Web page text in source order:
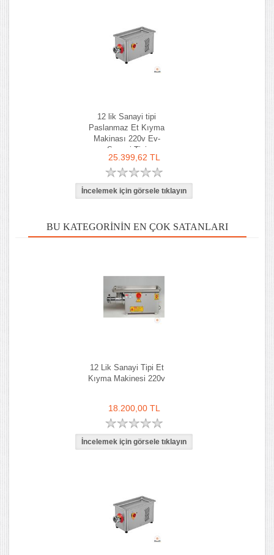
12 lik Sanayi tipi
Paslanmaz Et Kıyma
Makinası 220v Ev-
Sanayi Tipi
25.399,62 TL
BU KATEGORININ EN ÇOK SATANLARI
12 Lik Sanayi Tipi Et
Kıyma Makinesi 220v
18.200,00 TL